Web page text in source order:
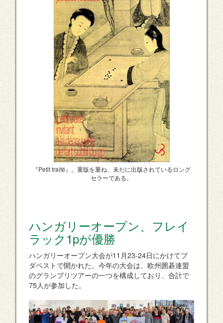
『Petit traité』。重版を重ね、未だに出版されているロング
セラーである。
ハンガリーオープン、フレイ
ラック1pが優勝
ハンガリーオープン大会が11月23-24日にかけてブ
ダペストで開かれた。今年の大会は、欧州囲碁連盟
のグランプリツアーの一つを構成しており、合計で
75人が参加した。